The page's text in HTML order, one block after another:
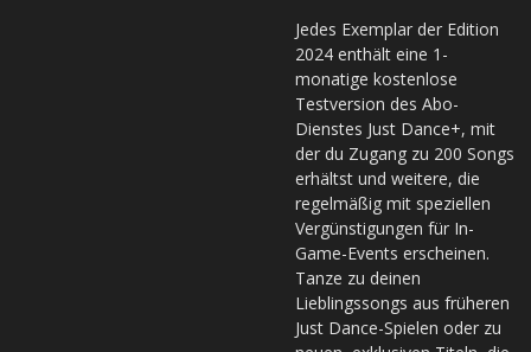
Jedes Exemplar der Edition
2024 enthält eine 1-
monatige kostenlose
Testversion des Abo-
Dienstes Just Dance+, mit
der du Zugang zu 200 Songs
erhältst und weitere, die
regelmäßig mit speziellen
Vergünstigungen für In-
Game-Events erscheinen.
Tanze zu deinen
Lieblingssongs aus früheren
Just Dance-Spielen oder zu